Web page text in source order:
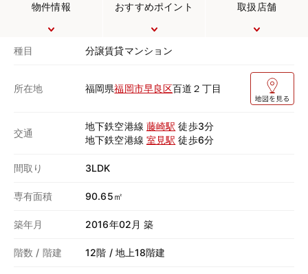
物件情報 おすすめポイント 取扱店舗
種目 分譲賃貸マンション
所在地 福岡県福岡市早良区百道２丁目
交通
地下鉄空港線 藤崎駅 徒歩3分
地下鉄空港線 室見駅 徒歩6分
間取り 3LDK
専有面積 90.65㎡
築年月 2016年02月 築
階数 / 階建 12階 / 地上18階建